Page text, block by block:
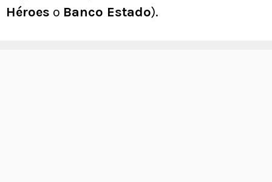
Héroes o Banco Estado).